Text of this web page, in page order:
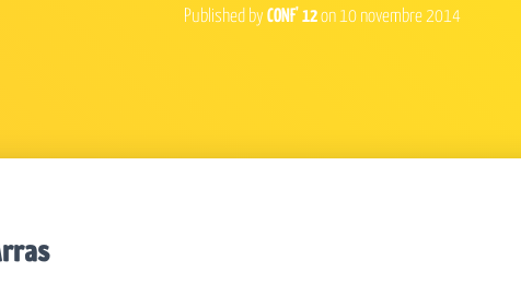
Published by CONF' 12on10 novembre 2014